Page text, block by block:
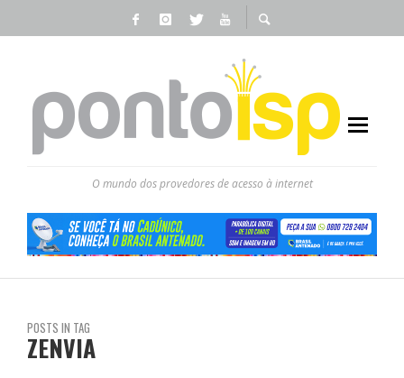
O mundo dos provedores de acesso à internet
POSTS IN TAG
ZENVIA